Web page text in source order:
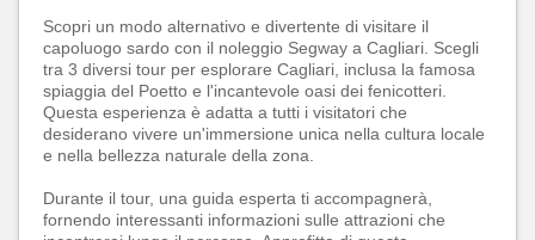
Scopri un modo alternativo e divertente di visitare il
capoluogo sardo con il noleggio Segway a Cagliari. Scegli
tra 3 diversi tour per esplorare Cagliari, inclusa la famosa
spiaggia del Poetto e l'incantevole oasi dei fenicotteri.
Questa esperienza è adatta a tutti i visitatori che
desiderano vivere un'immersione unica nella cultura locale
e nella bellezza naturale della zona.
Durante il tour, una guida esperta ti accompagnerà,
fornendo interessanti informazioni sulle attrazioni che